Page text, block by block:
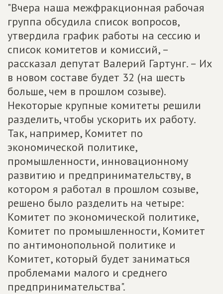
"Вчера наша межфракционная рабочая
группа обсудила список вопросов,
утвердила график работы на сессию и
список комитетов и комиссий, –
рассказал депутат Валерий Гартунг. – Их
в новом составе будет 32 (на шесть
больше, чем в прошлом созыве).
Некоторые крупные комитеты решили
разделить, чтобы ускорить их работу.
Так, например, Комитет по
экономической политике,
промышленности, инновационному
развитию и предпринимательству, в
котором я работал в прошлом созыве,
решено было разделить на четыре:
Комитет по экономической политике,
Комитет по промышленности, Комитет
по антимонопольной политике и
Комитет, который будет заниматься
проблемами малого и среднего
предпринимательства".